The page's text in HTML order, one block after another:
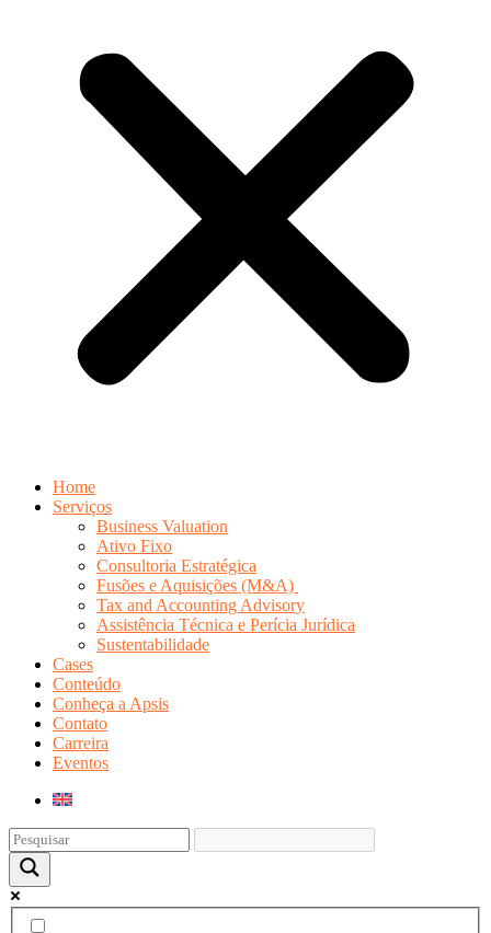
Home
Serviços
Business Valuation
Ativo Fixo
Consultoria Estratégica
Fusões e Aquisições (M&A)
Tax and Accounting Advisory
Assistência Técnica e Perícia Jurídica
Sustentabilidade
Cases
Conteúdo
Conheça a Apsis
Contato
Carreira
Eventos